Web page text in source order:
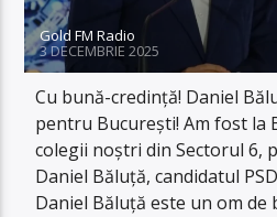
Gold FM Radio
3 DECEMBRIE 2025
Cu bună-credință! Daniel
pentru București! Am fost la
colegii noștri din Sectorul 6,
Daniel Băluță, candidatul
Daniel Băluță este un om de